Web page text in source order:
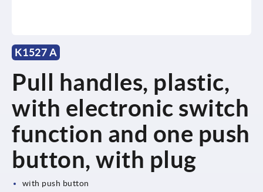
K1527 A
Pull handles, plastic,
with electronic switch
function and one push
button, with plug
with push button